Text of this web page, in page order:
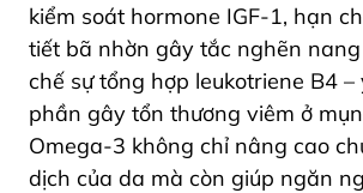
kiểm soát hormone IGF-1, hạn
tiết bã nhờn gây tắc nghẽn
chế sự tổng hợp leukotriene B4 –
phần gây tổn thương viêm ở
Omega-3 không chỉ nâng cao
dịch của da mà còn giúp ngăn